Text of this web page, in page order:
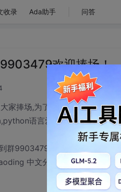
收录 Ada助手 问答
欢迎捧场！
捧场,为了营造群内讨论气氛,
语言爱好者加入.也欢迎
群9903479 认识一下吧，以后
中文分词的